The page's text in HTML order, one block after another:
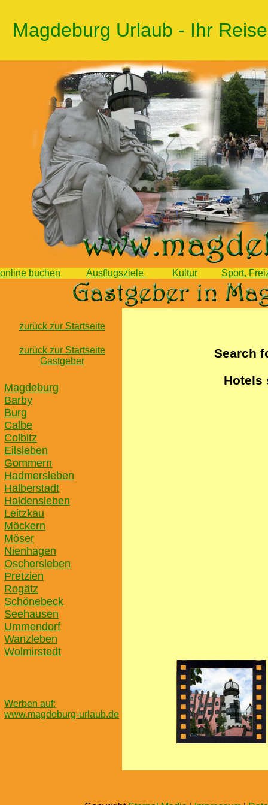
Magdeburg Urlaub - Ihr
online buchen Ausflugsziele Kultur Sport,
zurück zur Startseite
zurück zur Startseite
Gastgeber
Magdeburg
Barby
Burg
Calbe
Colbitz
Eilsleben
Gommern
Hadmersleben
Halberstadt
Haldensleben
Leitzkau
Möckern
Möser
Nienhagen
Oschersleben
Pretzien
Rogätz
Schönebeck
Seehausen
Ummendorf
Wanzleben
Wolmirstedt
Werben auf:
www.magdeburg-urlaub.de
Search
Hotels